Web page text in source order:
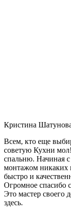
Кристина
Всем, кто еще
советую Кухни
спальню. Начиная с
монтажом никаких
быстро и
Огромное спасибо
Это мастер своего
здесь.